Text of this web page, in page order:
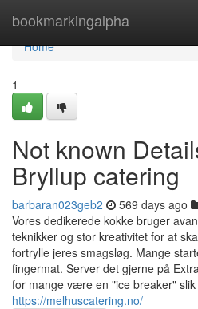
bookmarkingalpha
Home
Home
1
Not known
Bryllup catering
barbaran023geb2 569 days ago
Vores dedikerede kokke bruger
teknikker og stor kreativitet for at
fortrylle jeres smagsløg. Mange
fingermat. Server det gjerne på
for mange være en "ice breaker"
https://melhuscatering.no/